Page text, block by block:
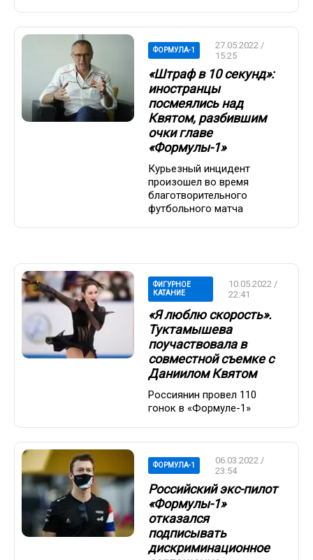
ФОРМУЛА-1
27.05.2022 /
15:25
«Штраф в 10 секунд»:
иностранцы
посмеялись над
Квятом, разбившим
очки главе
«Формулы-1»
Курьезный инцидент
произошел во время
благотворительного
футбольного матча
ФИГУРНОЕ
КАТАНИЕ
10.05.2022 /
22:41
«Я люблю скорость».
Туктамышева
поучаствовала в
совместной съемке с
Даниилом Квятом
Россиянин провел 110
гонок в «Формуле-1»
ФОРМУЛА-1
06.03.2022 /
23:54
Российский экс-пилот
«Формулы-1»
отказался
подписывать
дискриминационное